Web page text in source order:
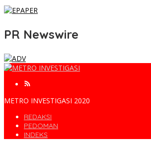
PR Newswire
METRO INVESTIGASI 2020
REDAKSI
PEDOMAN
INDEKS